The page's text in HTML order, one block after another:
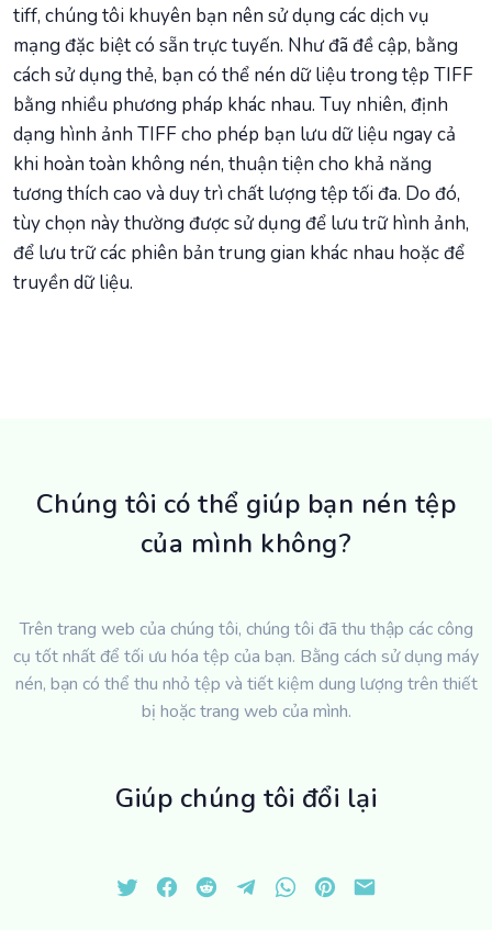
tiff, chúng tôi khuyên bạn nên sử dụng các dịch vụ
mạng đặc biệt có sẵn trực tuyến. Như đã đề cập, bằng
cách sử dụng thẻ, bạn có thể nén dữ liệu trong tệp TIFF
bằng nhiều phương pháp khác nhau. Tuy nhiên, định
dạng hình ảnh TIFF cho phép bạn lưu dữ liệu ngay cả
khi hoàn toàn không nén, thuận tiện cho khả năng
tương thích cao và duy trì chất lượng tệp tối đa. Do đó,
tùy chọn này thường được sử dụng để lưu trữ hình ảnh,
để lưu trữ các phiên bản trung gian khác nhau hoặc để
truyền dữ liệu.
Chúng tôi có thể giúp bạn nén tệp
của mình không?
Trên trang web của chúng tôi, chúng tôi đã thu thập các công
cụ tốt nhất để tối ưu hóa tệp của bạn. Bằng cách sử dụng máy
nén, bạn có thể thu nhỏ tệp và tiết kiệm dung lượng trên thiết
bị hoặc trang web của mình.
Giúp chúng tôi đổi lại